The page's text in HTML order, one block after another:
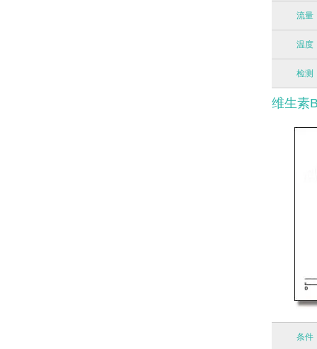
流量
温度
检测
维生素
条件